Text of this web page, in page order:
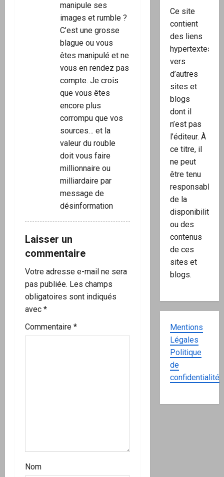
manipule ses
images et rumble ?
C’est une grosse
blague ou vous
êtes manipulé et ne
vous en rendez pas
compte. Je crois
que vous êtes
encore plus
corrompu que vos
sources… et la
valeur du rouble
doit vous faire
millionnaire ou
milliardaire par
message de
désinformation
Laisser un
commentaire
Votre adresse e-mail ne sera
pas publiée. Les champs
obligatoires sont indiqués
avec *
Commentaire *
Nom
Ce site
contient
des liens
hypertextes
vers
d’autres
sites et
blogs
dont il
n’est pas
l’éditeur. À
ce titre, il
ne peut
être tenu
responsable
de la
disponibilité
ou des
contenus
de ces
sites et
blogs.
Mentions
Légales
Politique
de
confidentialité